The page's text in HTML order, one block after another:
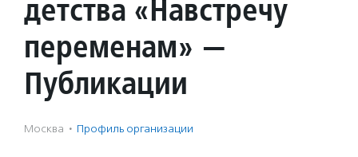
детства «Навстречу
переменам» —
Публикации
Москва · Профиль организации